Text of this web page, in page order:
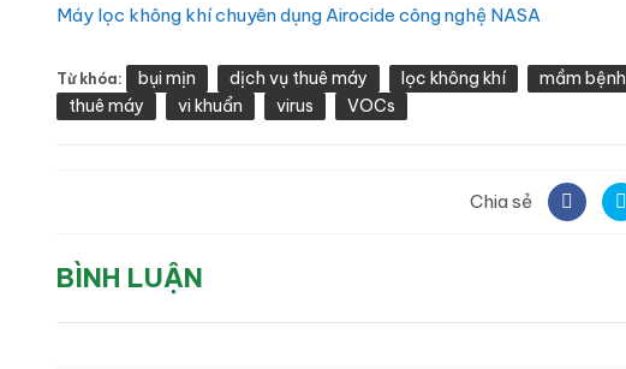
Máy lọc không khí chuyên dụng Airocide công nghệ NASA
Từ khóa: bụi mịn dịch vụ thuê máy lọc không khí mầm bệnh
thuê máy
vi khuẩn virus VOCs
Chia sẻ
BÌNH LUẬN